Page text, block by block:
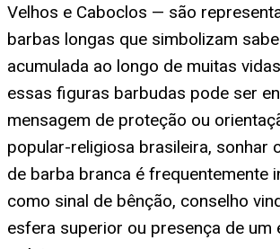
Velhos e Caboclos — são
barbas longas que simbolizam
acumulada ao longo de muitas
essas figuras barbudas pode ser
mensagem de proteção ou
popular-religiosa brasileira, sonhar
de barba branca é frequentemente
como sinal de bênção, conselho
esfera superior ou presença de um